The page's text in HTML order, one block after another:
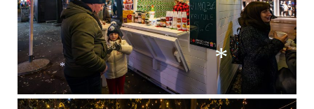
*
*
*
*
*